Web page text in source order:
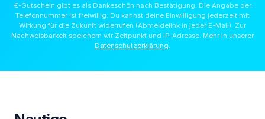
€-Gutschein gibt es als Dankeschön nach Bestätigung. Die Angabe der
Telefonnummer ist freiwillig. Du kannst deine Einwilligung jederzeit mit
Wirkung für die Zukunft widerrufen (Abmeldelink in jeder E-Mail). Zur
Nachweisbarkeit speichern wir Zeitpunkt und IP-Adresse. Mehr in unserer
Datenschutzerklärung.